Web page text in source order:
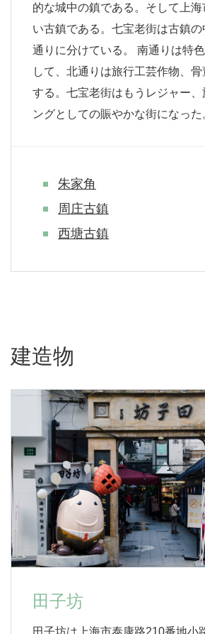
的な城中の鎮である。そして上
い古鎮である。七宝老街は古鎮
通りに分けている。 南通りは特
して、北通りは旅行工芸作物、
する。七宝老街はもうレジャー
ングとしての賑やかな街になった
朱家角
周庄古鎮
西塘古鎮
建造物
田子坊
田子坊は上海市泰康路210番地小